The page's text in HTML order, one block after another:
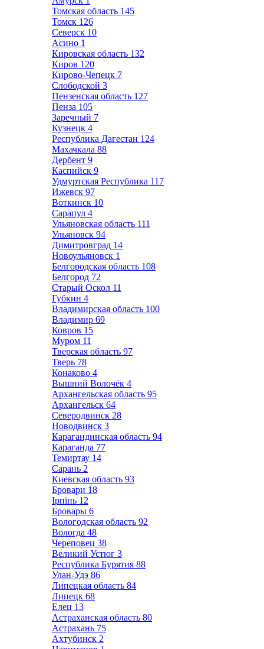
Томская область 145
Томск 126
Северск 10
Асино 1
Кировская область 132
Киров 120
Кирово-Чепецк 7
Слободской 3
Пензенская область 127
Пенза 105
Заречный 7
Кузнецк 4
Республика Дагестан 124
Махачкала 88
Дербент 9
Каспийск 9
Удмуртская Республика 117
Ижевск 97
Воткинск 10
Сарапул 4
Ульяновская область 111
Ульяновск 94
Димитровград 14
Новоульяновск 1
Белгородская область 108
Белгород 72
Старый Оскол 11
Губкин 4
Владимирская область 100
Владимир 69
Ковров 15
Муром 11
Тверская область 97
Тверь 78
Конаково 4
Вышний Волочёк 4
Архангельская область 95
Архангельск 64
Северодвинск 28
Новодвинск 3
Карагандинская область 94
Караганда 77
Темиртау 14
Сарань 2
Киевская область 93
Бровари 18
Ірпінь 12
Бровары 6
Вологодская область 92
Вологда 48
Череповец 38
Великий Устюг 3
Республика Бурятия 88
Улан-Удэ 86
Липецкая область 84
Липецк 68
Елец 13
Астраханская область 80
Астрахань 75
Ахтубинск 2